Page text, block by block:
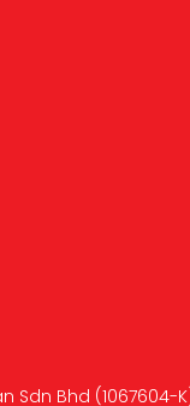
Sdn Bhd (1067604-